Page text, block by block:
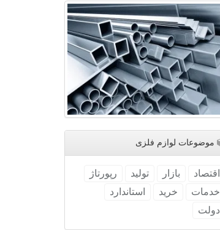
موضوعات لوازم فلزی
اقتصاد بازار تولید
رپورتاژ
خدمات
خرید
استاندارد
دولت